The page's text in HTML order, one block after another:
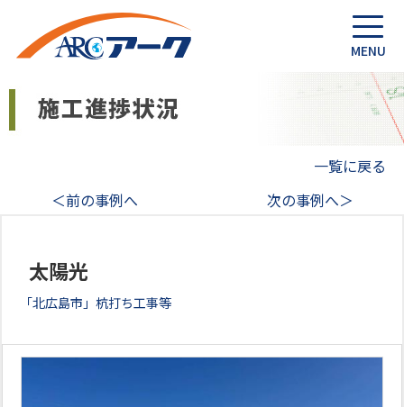
一覧に戻る
＜前の事例へ
次の事例へ＞
太陽光
「北広島市」杭打ち工事等